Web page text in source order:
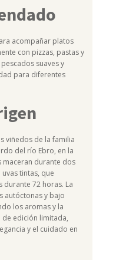
acompañar platos
con pizzas, pastas y
suaves y
para diferentes
viñedos de la familia
del río Ebro, en la
maceran durante dos
tintas, que
durante 72 horas. La
autóctonas y bajo
los aromas y la
de edición limitada,
y el cuidado en